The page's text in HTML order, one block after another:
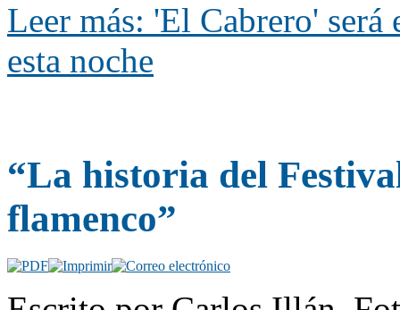
Leer más: 'El Cabrero'
esta noche
“La historia del
flamenco”